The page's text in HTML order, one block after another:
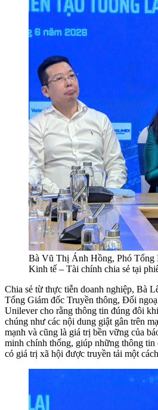
Bà Vũ Thị Ánh Hồng, Phó Tổng
Kinh tế – Tài chính chia sẻ tại
Chia sẻ từ thực tiễn doanh nghiệp, Bà
Tổng Giám đốc Truyền thông, Đối
Unilever cho rằng thông tin đúng đôi
chúng như các nội dung giật gân trên
mạnh và cũng là giá trị bền vững của
minh chính thống, giúp những thông tin
có giá trị xã hội được truyền tải một